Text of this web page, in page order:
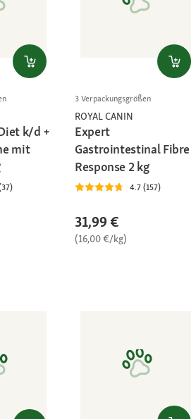
k/d +
mit
3 Verpackungsgrößen
ROYAL CANIN
Expert
Gastrointestinal Fibre
Response 2 kg
4.7 (157)
31,99 €
(16,00 €/kg)